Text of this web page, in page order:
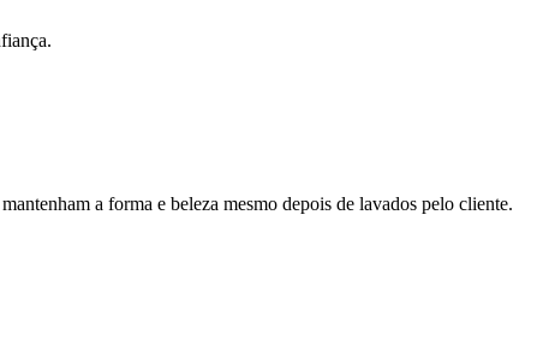
a forma e beleza mesmo depois de lavados pelo cliente.